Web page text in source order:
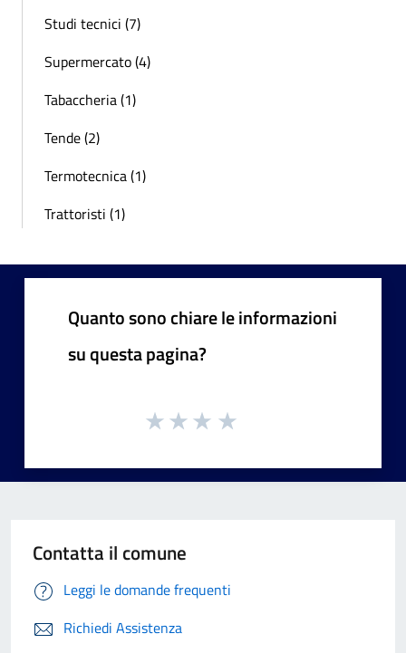
Studi tecnici (7)
Supermercato (4)
Tabaccheria (1)
Tende (2)
Termotecnica (1)
Trattoristi (1)
Quanto sono chiare le informazioni
su questa pagina?
Contatta il comune
Leggi le domande frequenti
Richiedi Assistenza